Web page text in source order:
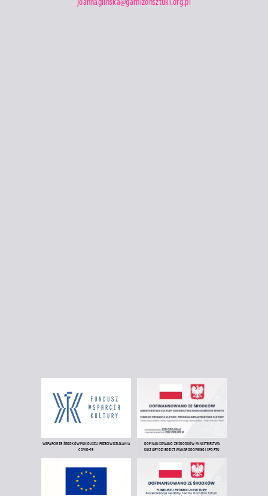
WSPARCIE ZE ŚRODKÓW FUNDUSZU PRZECIWDZIAŁANIA
COVID-19
DOFINANSOWANO ZE ŚRODKÓW MINISTERSTWA
KULTURY DZIEDZICTWA NARODOWEGO I SPORTU